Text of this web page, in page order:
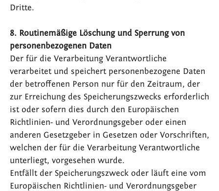
Dritte.
8. Routinemäßige Löschung und Sperrung von
personenbezogenen Daten
Der für die Verarbeitung Verantwortliche
verarbeitet und speichert personenbezogene Daten
der betroffenen Person nur für den Zeitraum, der
zur Erreichung des Speicherungszwecks erforderlich
ist oder sofern dies durch den Europäischen
Richtlinien- und Verordnungsgeber oder einen
anderen Gesetzgeber in Gesetzen oder Vorschriften,
welchen der für die Verarbeitung Verantwortliche
unterliegt, vorgesehen wurde.
Entfällt der Speicherungszweck oder läuft eine vom
Europäischen Richtlinien- und Verordnungsgeber